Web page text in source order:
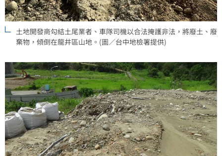
土地開發商勾結土尾業者、車隊司機以合法掩護非法，將廢土、廢
棄物，傾倒在龍井區山地。(圖／台中地檢署提供)